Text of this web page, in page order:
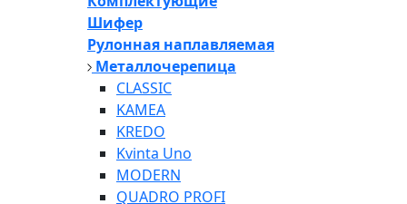
Шифер
Рулонная наплавляемая
Металлочерепица
CLASSIC
KAMEA
KREDO
Kvinta Uno
MODERN
QUADRO PROFI